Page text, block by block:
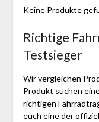
Keine Produkte
Richtige
Testsieger
Wir vergleichen
Produkt suchen
richtigen
euch eine der